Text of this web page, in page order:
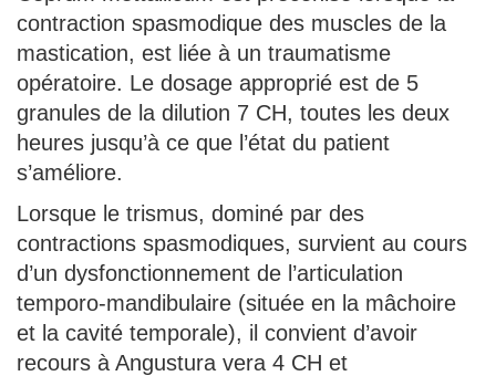
contraction spasmodique des muscles de la
mastication, est liée à un traumatisme
opératoire. Le dosage approprié est de 5
granules de la dilution 7 CH, toutes les deux
heures jusqu’à ce que l’état du patient
s’améliore.
Lorsque le trismus, dominé par des
contractions spasmodiques, survient au cours
d’un dysfonctionnement de l’articulation
temporo-mandibulaire (située en la mâchoire
et la cavité temporale), il convient d’avoir
recours à Angustura vera 4 CH et